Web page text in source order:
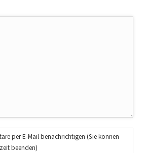
per E-Mail benachrichtigen (Sie können
beenden)